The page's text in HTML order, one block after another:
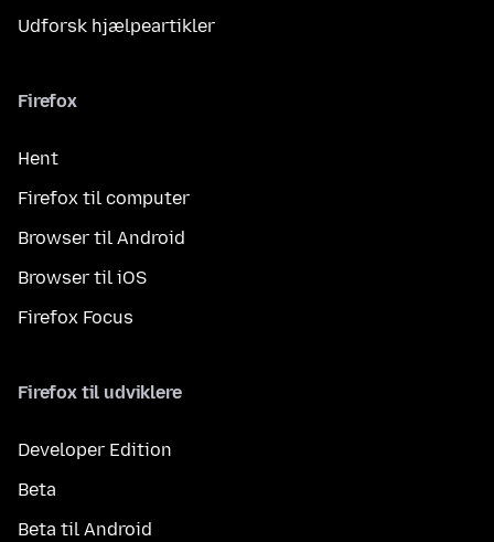
Udforsk hjælpeartikler
Firefox
Hent
Firefox til computer
Browser til Android
Browser til iOS
Firefox Focus
Firefox til udviklere
Developer Edition
Beta
Beta til Android